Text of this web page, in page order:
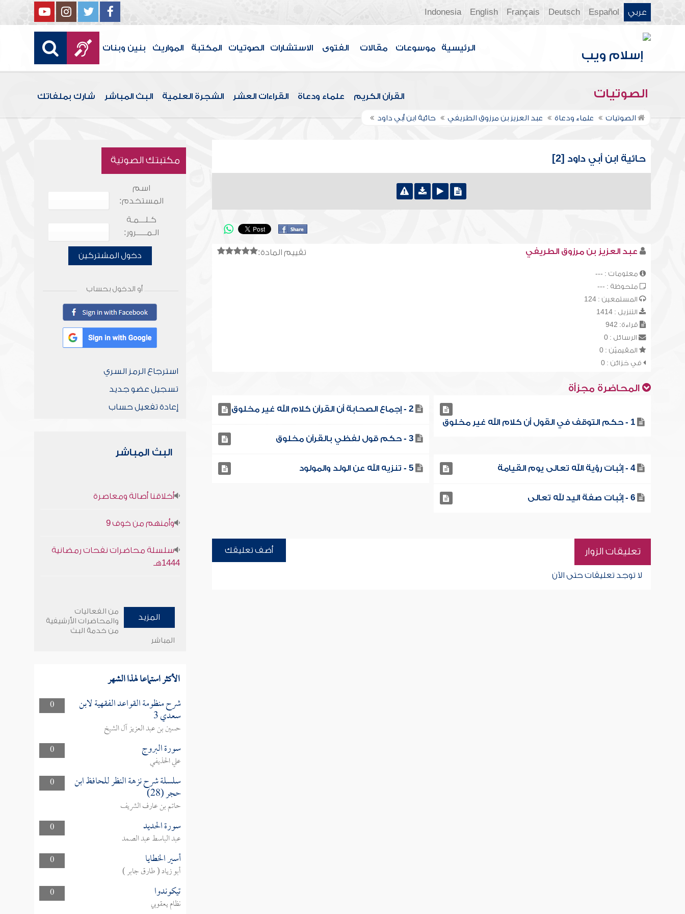
عربي Español
Deutsch
Français
English
Indonesia
الرئيسية موسوعات مقالات الفتوى الاستشارات الصوتيات المكتبة المواريث بنين وبنات
الصوتيات القرآن الكريم علماء ودعاة القراءات العشر الشجرة العلمية البث المباشر شارك بملفاتك
الصوتيات علماء ودعاة عبد العزيز بن مرزوق الطريفي حائية ابن أبي داود
حائية ابن أبي داود [2]
تقييم المادة: عبد العزيز بن مرزوق الطريفي
معلومات : ---
ملحوظة : ---
المستمعين : 124
التنزيل : 1414
قراءة: 942
الرسائل : 0
المقيميّن : 0
في خزائن : 0
المحاضرة مجزأة
1 - حكم التوقف في القول أن كلام الله غير مخلوق
2 - إجماع الصحابة أن القرآن كلام الله غير مخلوق
3 - حكم قول لفظي بالقرآن مخلوق
4 - إثبات رؤية الله تعالى يوم القيامة 5 - تنزيه الله عن الولد والمولود
6 - إثبات صفة اليد لله تعالى
تعليقات الزوار أضف تعليقك
لا توجد تعليقات حتى الآن
مكتبتك الصوتية
اسم
المستخدم:
كـلـــمـة
الـمـــــرور:
دخول المشتركين
أو الدخول بحساب
استرجاع الرمز السري
تسجيل عضو جديد
إعادة تفعيل حساب
البث المباشر
أخلاقنا أصالة ومعاصرة
وأمنهم من خوف 9
سلسلة محاضرات نفحات رمضانية
1444هـ
المزيد
من الفعاليات
والمحاضرات الأرشيفية
من خدمة البث
المباشر
الأكثر استماعا لهذا الشهر
0 شرح منظومة القواعد الفقهية لابن
سعدي 3
حسين بن عبد العزيز آل الشيخ
0
سورة البروج
علي الحذيفي
0
سلسلة شرح نزهة النظر للحافظ ابن
حجر (28)
حاتم بن عارف الشريف
0
سورة الحديد
عبد الباسط عبد الصمد
0
أسير الخطايا
أبو زياد ( طارق جابر )
0
تيكوندوا
نظام يعقوبي